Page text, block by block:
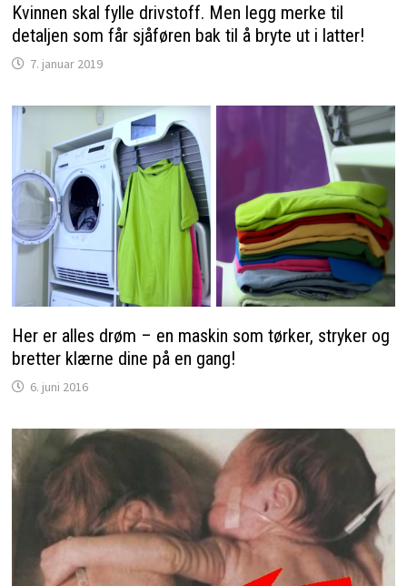
Kvinnen skal fylle drivstoff. Men legg merke til
detaljen som får sjåføren bak til å bryte ut i latter!
7. januar 2019
Her er alles drøm – en maskin som tørker, stryker og
bretter klærne dine på en gang!
6. juni 2016